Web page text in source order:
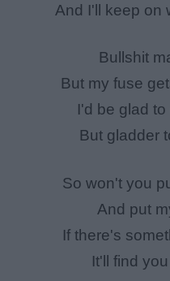
And I'll keep on
Bullshit
But my fuse
I'd be glad
But gladder
So won't you
And put
If there's
It'll find